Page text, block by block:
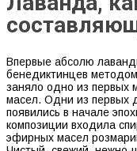
Впервые абсолю
бенедиктинцев
заняло одно из первых
масел. Одни из первых
появились в начале
композиции входила
эфирных масел